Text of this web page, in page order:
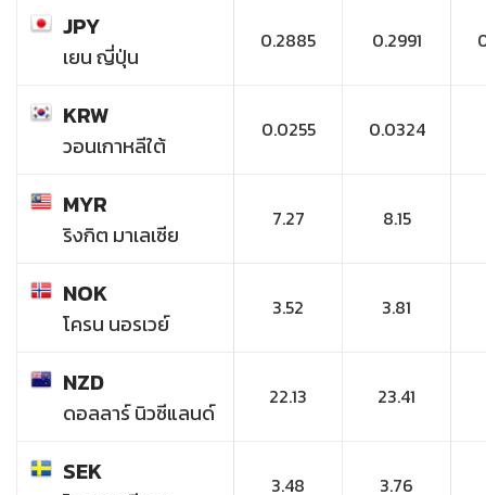
JPY
เยน ญี่ปุ่น
0.2885 0.2991
KRW
วอนเกาหลีใต้
0.0255 0.0324
MYR
ริงกิต มาเลเซีย
7.27 8.15
NOK
โครน นอรเวย์
3.52 3.81
NZD
ดอลลาร์ นิวซีแลนด์
22.13 23.41
SEK 3.48 3.76